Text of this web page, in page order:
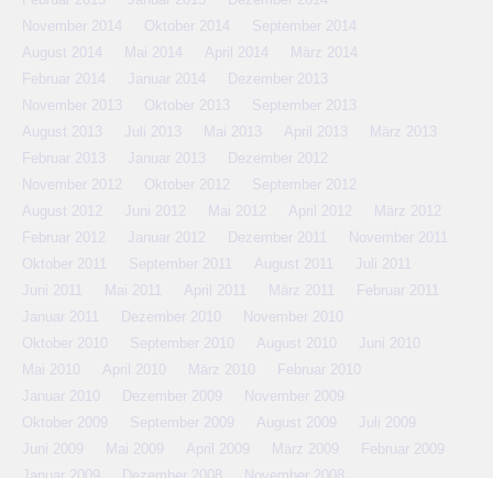
November 2014
Oktober 2014
September 2014
August 2014
Mai 2014 April 2014
März 2014
Februar 2014
Januar 2014
Dezember 2013
November 2013
Oktober 2013
September 2013
August 2013
Juli 2013 Mai 2013 April 2013
März 2013
Februar 2013
Januar 2013
Dezember 2012
November 2012
Oktober 2012
September 2012
August 2012
Juni 2012 Mai 2012 April 2012
März 2012
Februar 2012
Januar 2012 Dezember 2011
November 2011
Oktober 2011
September 2011 August 2011
Juli 2011
Juni 2011
Mai 2011 April 2011 März 2011
Februar 2011
Januar 2011
Dezember 2010
November 2010
Oktober 2010
September 2010 August 2010
Juni 2010
Mai 2010
April 2010 März 2010
Februar 2010
Januar 2010
Dezember 2009
November 2009
Oktober 2009
September 2009 August 2009
Juli 2009
Juni 2009
Mai 2009 April 2009 März 2009
Februar 2009